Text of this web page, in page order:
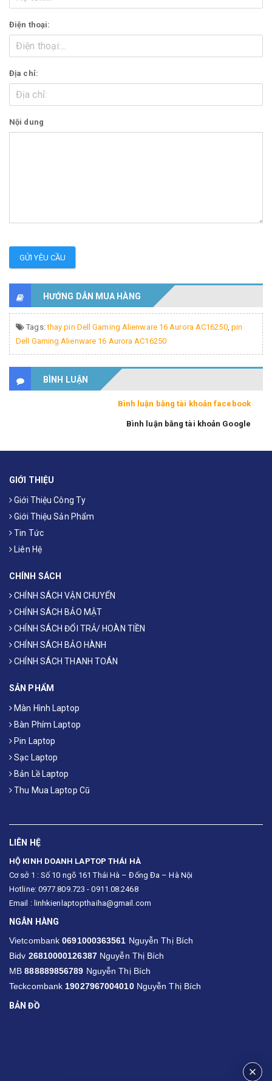
Điện thoại:
Địa chỉ:
Nội dung
GỬI YÊU CẦU
HƯỚNG DẪN MUA HÀNG
Tags:thay pin Dell Gaming Alienware 16 Aurora AC16250, pin
Dell Gaming Alienware 16 Aurora AC16250
BÌNH LUẬN
Bình luận bằng tài khoản facebook
Bình luận bằng tài khoản Google
GIỚI THIỆU
Giới Thiệu Công Ty
Giới Thiệu Sản Phẩm
Tin Tức
Liên Hệ
CHÍNH SÁCH
CHÍNH SÁCH VẬN CHUYỂN
CHÍNH SÁCH BẢO MẬT
CHÍNH SÁCH ĐỔI TRẢ/ HOÀN TIỀN
CHÍNH SÁCH BẢO HÀNH
CHÍNH SÁCH THANH TOÁN
SẢN PHẨM
Màn Hình Laptop
Bàn Phím Laptop
Pin Laptop
Sạc Laptop
Bản Lề Laptop
Thu Mua Laptop Cũ
LIÊN HỆ
HỘ KINH DOANH LAPTOP THÁI HÀ
Cơ sở 1 : Số 10 ngõ 161 Thái Hà – Đống Đa – Hà Nội
Hotline: 0977.809.723 - 0911.08.2468
Email : linhkienlaptopthaiha@gmail.com
NGÂN HÀNG
Vietcombank0691000363561 Nguyễn Thị Bích
Bidv 26810000126387Nguyễn Thị Bích
MB888889856789 Nguyễn Thị Bích
Teckcombank19027967004010Nguyễn Thị Bích
BẢN ĐỒ